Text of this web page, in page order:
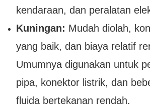
kendaraan, dan peralatan
Kuningan: Mudah diolah,
yang baik, dan biaya relatif
Umumnya digunakan untuk
pipa, konektor listrik, dan
fluida bertekanan rendah.